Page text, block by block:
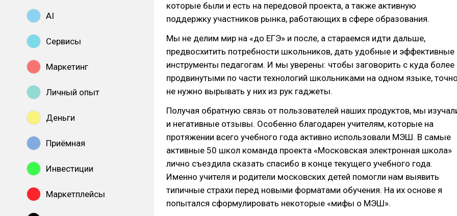
AI
Сервисы
Маркетинг
Личный опыт
Деньги
Приёмная
Инвестиции
Маркетплейсы
которые были и есть на передовой проекта, а также активную
поддержку участников рынка, работающих в сфере образования.
Мы не делим мир на «до ЕГЭ» и после, а стараемся идти дальше,
предвосхитить потребности школьников, дать удобные и эффективные
инструменты педагогам. И мы уверены: чтобы заговорить с куда более
продвинутыми по части технологий школьниками на одном языке,
не нужно вырывать у них из рук гаджеты.
Получая обратную связь от пользователей наших продуктов, мы
и негативные отзывы. Особенно благодарен учителям, которые на
протяжении всего учебного года активно использовали МЭШ. В самые
активные 50 школ команда проекта «Московская электронная школа»
лично съездила сказать спасибо в конце текущего учебного года.
Именно учителя и родители московских детей помогли нам выявить
типичные страхи перед новыми форматами обучения. На их основе я
попытался сформулировать некоторые «мифы о МЭШ».